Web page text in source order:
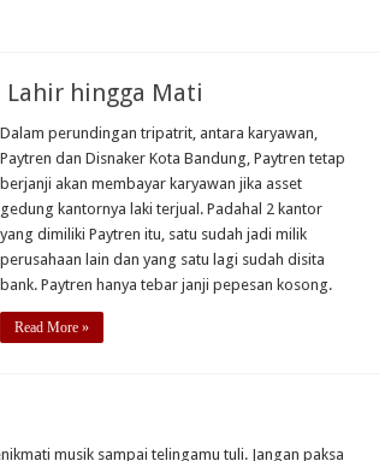
Lahir hingga Mati
Dalam perundingan tripatrit, antara karyawan,
Paytren dan Disnaker Kota Bandung, Paytren tetap
berjanji akan membayar karyawan jika asset
gedung kantornya laki terjual. Padahal 2 kantor
yang dimiliki Paytren itu, satu sudah jadi milik
perusahaan lain dan yang satu lagi sudah disita
bank. Paytren hanya tebar janji pepesan kosong.
Read More »
musik sampai telingamu tuli. Jangan paksa